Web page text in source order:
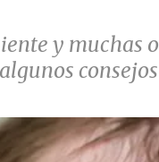
y muchas